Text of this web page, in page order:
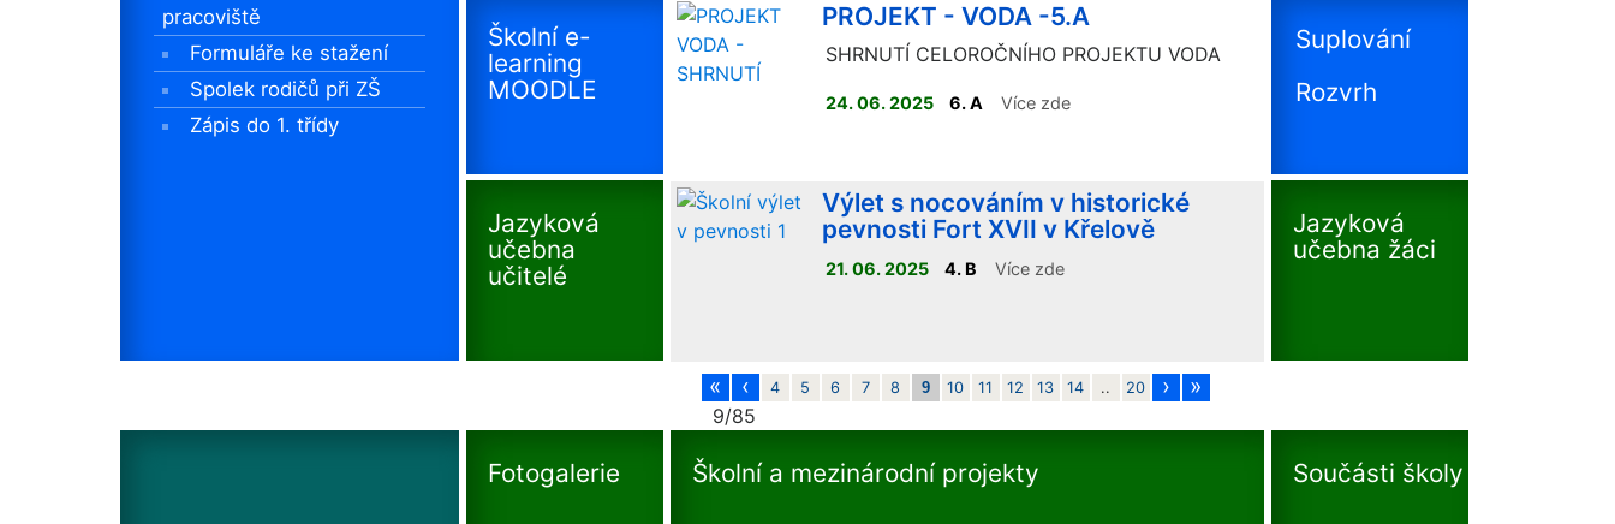
pracoviště
Formuláře ke stažení
Spolek rodičů při ZŠ
Zápis do 1. třídy
Školní e-
learning
MOODLE
Jazyková
učebna
učitelé
PROJEKT - VODA -5.A
SHRNUTÍ CELOROČNÍHO PROJEKTU VODA
24. 06. 2025 6. A Více zde
Výlet s nocováním v historické
pevnosti Fort XVII v Křelově
21. 06. 2025 4. B Více zde
« ‹ 4 5 6 7 8 9 10 11 12 13 14 .. 20 › »
9/85
Suplování
Rozvrh
Jazyková
učebna žáci
Fotogalerie Školní a mezinárodní projekty Součásti školy